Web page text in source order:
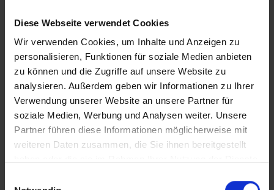
Diese Webseite verwendet Cookies
Wir verwenden Cookies, um Inhalte und Anzeigen zu
personalisieren, Funktionen für soziale Medien anbieten
zu können und die Zugriffe auf unsere Website zu
analysieren. Außerdem geben wir Informationen zu Ihrer
Verwendung unserer Website an unsere Partner für
soziale Medien, Werbung und Analysen weiter. Unsere
Partner führen diese Informationen möglicherweise mit
weiteren Daten zusammen, die Sie ihnen bereitgestellt
In Sicherheit in Deutschland, in Gedanken im Krieg
Zusätzliches Material
Bilder